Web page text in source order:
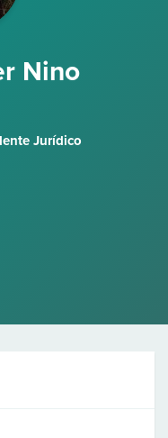
Nino
Jurídico